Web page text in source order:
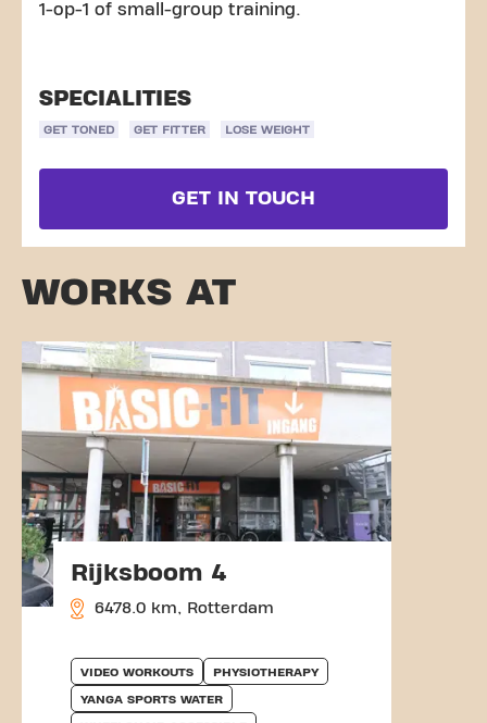
1-op-1 of small-group training.
SPECIALITIES
GET TONED GET FITTER LOSE WEIGHT
GET IN TOUCH
WORKS AT
Rijksboom 4
6478.0 km, Rotterdam
VIDEO WORKOUTS PHYSIOTHERAPY
YANGA SPORTS WATER